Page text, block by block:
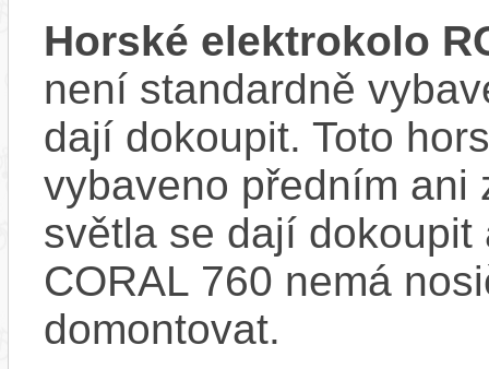
Horské elektrokolo
není standardně
dají dokoupit. Toto
vybaveno předním ani
světla se dají
CORAL 760 nemá
domontovat.